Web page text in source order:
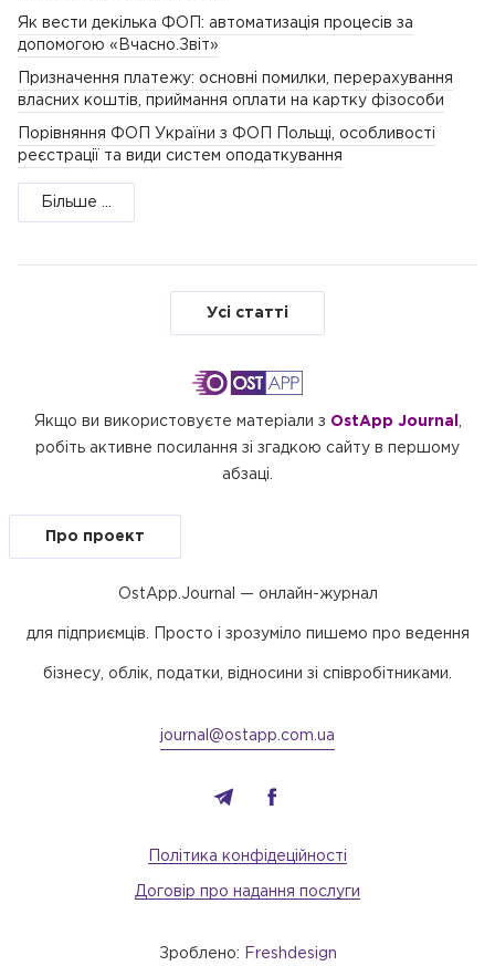
Як вести декілька ФОП: автоматизація процесів за
допомогою «Вчасно.Звіт»
Призначення платежу: основні помилки, перерахування
власних коштів, приймання оплати на картку фізособи
Порівняння ФОП України з ФОП Польщі, особливості
реєстрації та види систем оподаткування
Більше ...
Усі статті
Якщо ви використовуєте матеріали з OstApp Journal
робіть активне посилання зі згадкою сайту в першому
абзаці.
Про проект
OstApp.Journal — онлайн-журнал
для підприємців. Просто і зрозуміло пишемо про ведення
бізнесу, облік, податки, відносини зі співробітниками.
Зроблено: Freshdesign
journal@ostapp.com.ua
Політика конфідеційності
Договір про надання послуги